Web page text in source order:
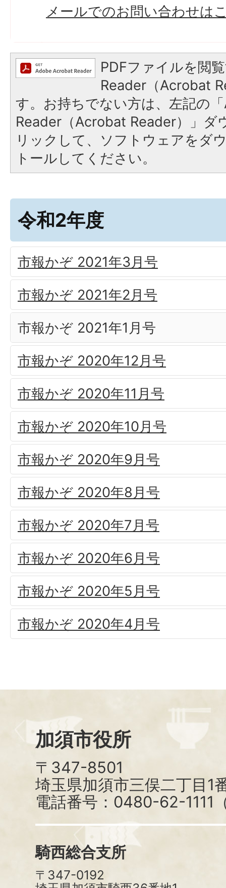
メールでのお問い合わせは
PDFファイルを閲
Reader（Acrobat
す。お持ちでない方は、左記の
Reader（Acrobat Reader）」ダ
リックして、ソフトウェアをダ
トールしてください。
令和2年度
市報かぞ 2021年3月号
市報かぞ 2021年2月号
市報かぞ 2021年1月号
市報かぞ 2020年12月号
市報かぞ 2020年11月号
市報かぞ 2020年10月号
市報かぞ 2020年9月号
市報かぞ 2020年8月号
市報かぞ 2020年7月号
市報かぞ 2020年6月号
市報かぞ 2020年5月号
市報かぞ 2020年4月号
加須市役所
〒347-8501
埼玉県加須市三俣二丁目1
電話番号：0480-62-1111
騎西総合支所
〒347-0192